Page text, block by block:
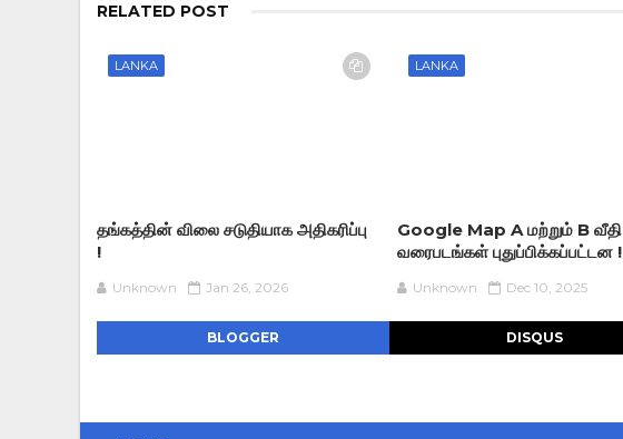
RELATED POST
LANKA
தங்கத்தின் விலை சடுதியாக அதிகரிப்பு
!
Unknown Jan 26, 2026
LANKA
Google Map A மற்றும் B வீதி
வரைபடங்கள் புதுப்பிக்கப்பட்டன !
Unknown Dec 10, 2025
BLOGGER DISQUS